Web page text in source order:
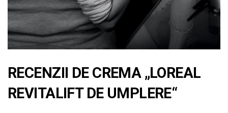
RECENZII DE CREMA „LOREAL
REVITALIFT DE UMPLERE“